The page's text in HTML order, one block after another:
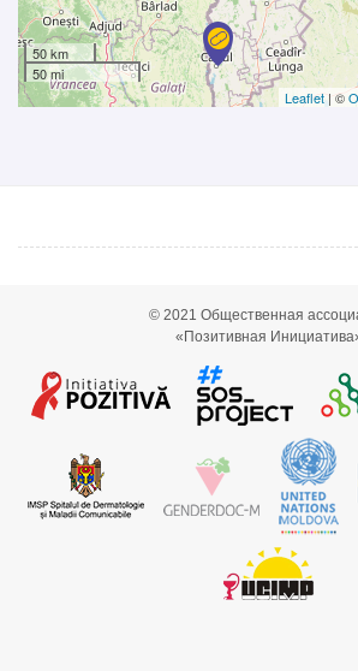
50 km
50 mi
Leaflet | ©
© 2021 Общественная
«Позитивная